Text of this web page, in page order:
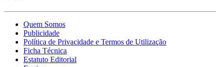
Quem Somos
Publicidade
Política de Privacidade e Termos de Utilização
Ficha Técnica
Estatuto Editorial